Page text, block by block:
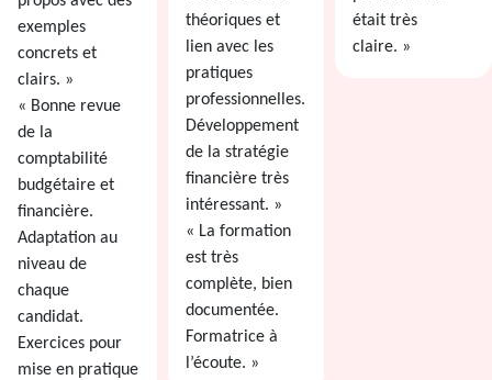
exemples
concrets et
clairs. »
« Bonne revue
de la
comptabilité
budgétaire et
financière.
Adaptation au
niveau de
chaque
candidat.
Exercices pour
mise en pratique
théoriques et
lien avec les
pratiques
professionnelles.
Développement
de la stratégie
financière très
intéressant. »
« La formation
est très
complète, bien
documentée.
Formatrice à
l’écoute. »
était très
claire. »